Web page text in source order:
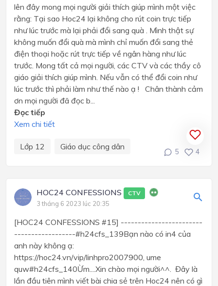
lên đây mong mọi người giải thích giúp mình một việc
rằng: Tại sao Hoc24 lại không cho rút coin trực tiếp
như lúc trước mà lại phải đổi sang quà . Mình thật sự
không muốn đổi quà mà mình chỉ muốn đổi sang thẻ
điện thoại hoặc rút trực tiếp về ngân hàng như lúc
trước. Mong tất cả mọi người, các CTV và các thầy cô
giáo giải thích giúp mình. Nếu vẫn có thể đổi coin như
lúc trước thì phải làm như thế nào ạ ! Chân thành cảm
ơn mọi người đã đọc b...
Đọc tiếp
Xem chi tiết
Lớp 12 Giáo dục công dân
5 4
HOC24 CONFESSIONS CTV
3 tháng 6 2023 lúc 20:35
[HOC24 CONFESSIONS #15] ------------------------
------------------#h24cfs_139Bạn nào có in4 của
anh này không ạ:
https://hoc24.vn/vip/linhpro2007900, ume
quw#h24cfs_140Ừm....Xin chào mọi người^^. Đây là
lần đầu tiên mình viết bài chia sẻ trên Hoc24 nên có gì